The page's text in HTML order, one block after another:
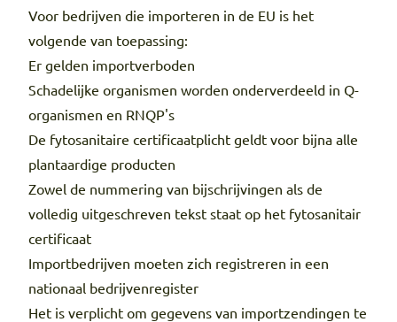
Voor bedrijven die importeren in de EU is het
volgende van toepassing:
Er gelden importverboden
Schadelijke organismen worden onderverdeeld in Q-
organismen en RNQP's
De fytosanitaire certificaatplicht geldt voor bijna alle
plantaardige producten
Zowel de nummering van bijschrijvingen als de
volledig uitgeschreven tekst staat op het fytosanitair
certificaat
Importbedrijven moeten zich registreren in een
nationaal bedrijvenregister
Het is verplicht om gegevens van importzendingen te